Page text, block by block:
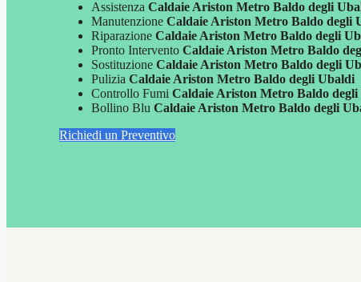
AssistenzaCaldaie Ariston Metro Baldo degli
ManutenzioneCaldaie Ariston Metro Baldo degli
RiparazioneCaldaie Ariston Metro Baldo degli
Pronto InterventoCaldaie Ariston Metro Baldo
SostituzioneCaldaie Ariston Metro Baldo degli
PuliziaCaldaie Ariston Metro Baldo degli Ubaldi
Controllo FumiCaldaie Ariston Metro Baldo
Bollino BluCaldaie Ariston Metro Baldo degli
Richiedi un Preventivo